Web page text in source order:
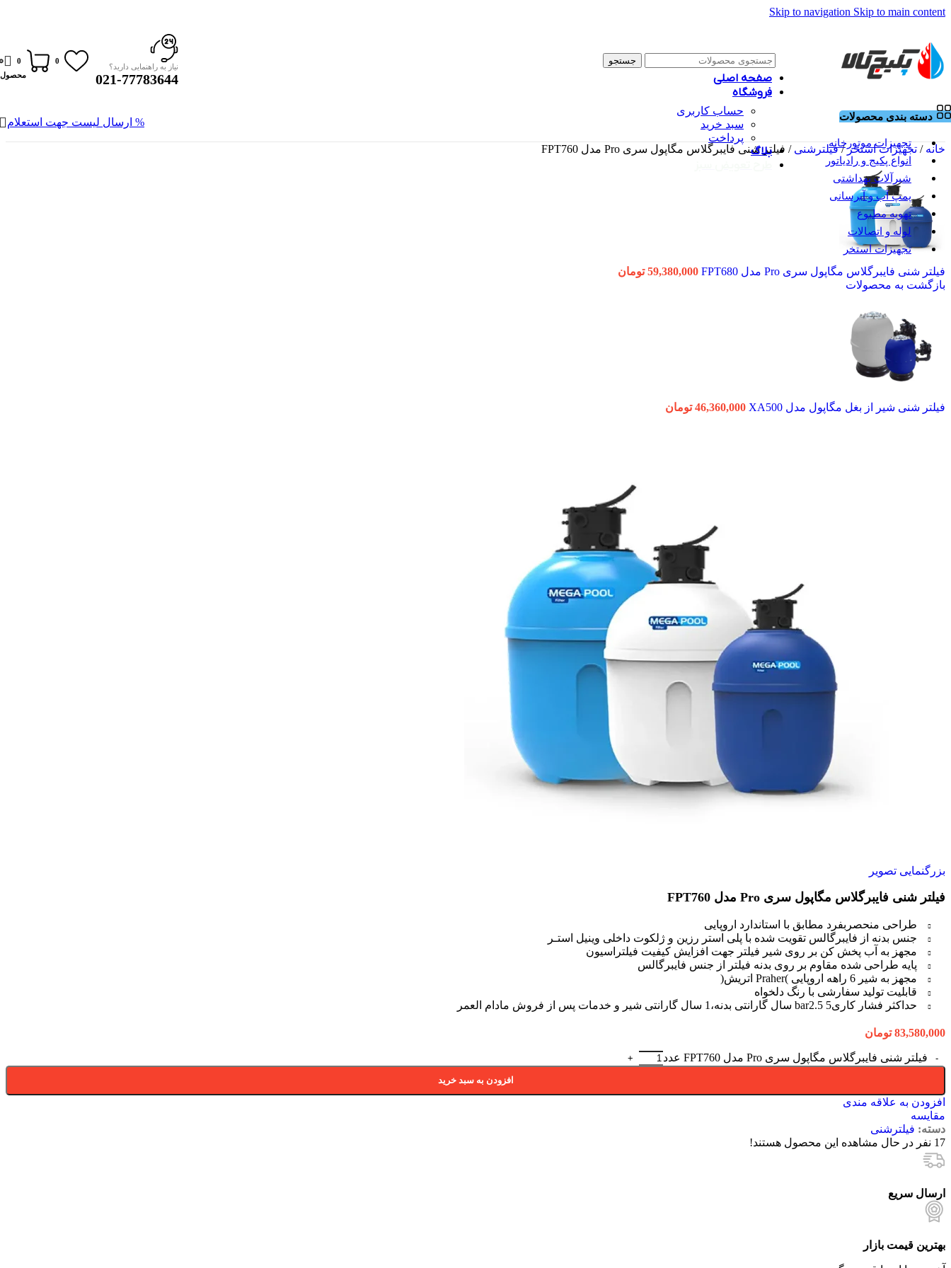
Skip to navigation Skip to main content
جستجو
نیاز به راهنمایی دارید؟
021-77783644
0
0
محصول
دسته بندی محصولات
تجهیزات موتورخانه
انواع پکیج و رادیاتور
شیرآلات بهداشتی
پمپ آب و آبرسانی
تهویه مطبوع
لوله و اتصالات
تجهیزات استخر
صفحه اصلی
فروشگاه
حساب کاربری
سبد خرید
پرداخت
بلاگ
% ارسال لیست جهت استعلام
خانه/ تجهیزات استخر/ فیلترشنی/ فیلتر شنی فایبرگلاس مگاپول سری Pro مدل FPT760
فیلتر شنی فایبرگلاس مگاپول سری Pro مدل FPT680 59,380,000 تومان
بازگشت به محصولات
فیلتر شنی شیر از بغل مگاپول مدل XA500 46,360,000 تومان
بزرگنمایی تصویر
فیلتر شنی فایبرگلاس مگاپول سری Pro مدل FPT760
طراحی منحصربفرد مطابق با استاندارد اروپايی
جنس بدنه از فایبرگالس تقویت شده با پلی استر رزین و ژلکوت داخلی وینیل استـر
مجهز به آب پخش کن بر روی شیر فیلتر جهت افزایش کیفیت فیلتراسیون
پايه طراحی شده مقاوم بر روی بدنه فيلتر از جنس فايبرگالس
مجهز به شیر 6 راهه اروپايی )Praher اتريش(
قابلیت تولید سفارشی با رنگ دلخواه
حداکثر فشار کاریbar2.5 5 سال گارانتی بدنه،1 سال گارانتی شیر و خدمات پس از فروش مادام العمر
83,580,000 تومان
فیلتر شنی فایبرگلاس مگاپول سری Pro مدل FPT760 عدد
افزودن به سبد خرید
افزودن به علاقه مندی
مقایسه
دسته: فیلترشنی
17 نفر در حال مشاهده این محصول هستند!
ارسال سریع
بهترین قیمت بازار